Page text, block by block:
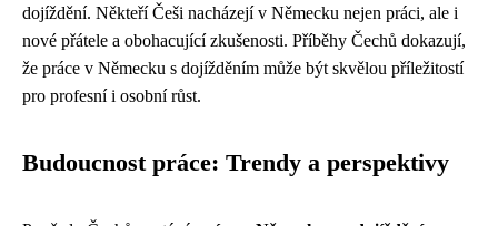
dojíždění. Někteří Češi nacházejí v Německu nejen práci, ale i
nové přátele a obohacující zkušenosti. Příběhy Čechů dokazují,
že práce v Německu s dojížděním může být skvělou příležitostí
pro profesní i osobní růst.
Budoucnost práce: Trendy a perspektivy